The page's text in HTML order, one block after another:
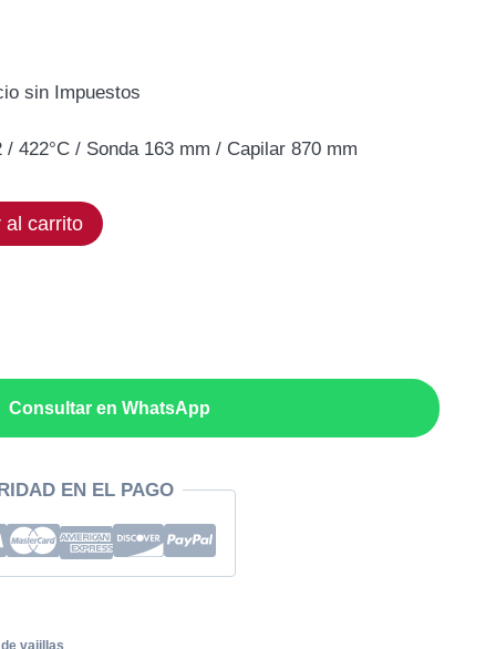
sin Impuestos
422°C / Sonda 163 mm / Capilar 870 mm
al carrito
Consultar en WhatsApp
EN EL PAGO
vajillas